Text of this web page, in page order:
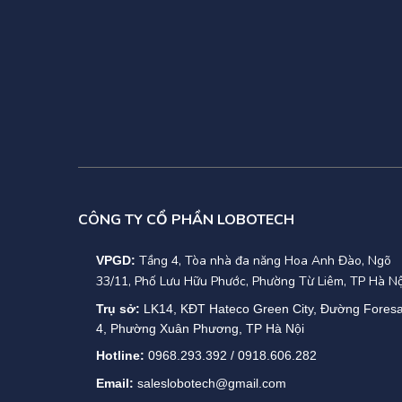
5. Hệ
+ Chế
+ Chế
CÔNG TY CỔ PHẦN LOBOTECH
VPGD: Tầng 4, Tòa nhà đa năng Hoa Anh Đào, Ngõ
33/11, Phố Lưu Hữu Phước, Phường Từ Liêm, TP Hà
Trụ sở: LK14, KĐT Hateco Green City, Đường Foresa
4, Phường Xuân Phương, TP Hà Nội
Hotline: 0968.293.392 / 0918.606.282
Email: saleslobotech@gmail.com